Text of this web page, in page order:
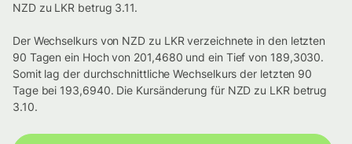
NZD zu LKR betrug 3.11.
Der Wechselkurs von NZD zu LKR verzeichnete in den letzten
90 Tagen ein Hoch von 201,4680 und ein Tief von 189,3030.
Somit lag der durchschnittliche Wechselkurs der letzten 90
Tage bei 193,6940. Die Kursänderung für NZD zu LKR betrug
3.10.